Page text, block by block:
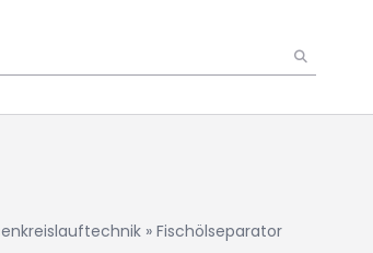
» Fischölseparator